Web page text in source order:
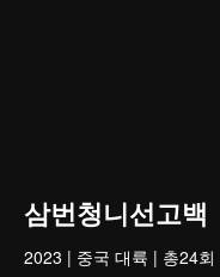
삼번청니선고백
2023 | 중국 대륙 | 총24회